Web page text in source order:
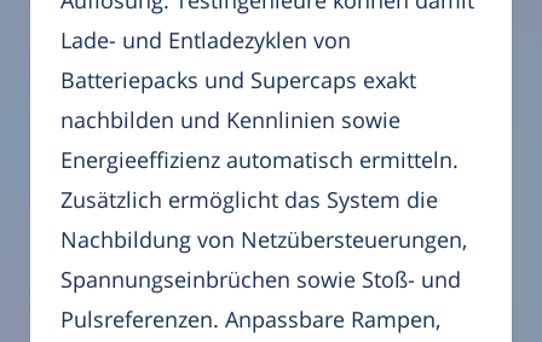
Lade- und Entladezyklen von
Batteriepacks und Supercaps exakt
nachbilden und Kennlinien sowie
Energieeffizienz automatisch ermitteln.
Zusätzlich ermöglicht das System die
Nachbildung von Netzübersteuerungen,
Spannungseinbrüchen sowie Stoß- und
Pulsreferenzen. Anpassbare Rampen,